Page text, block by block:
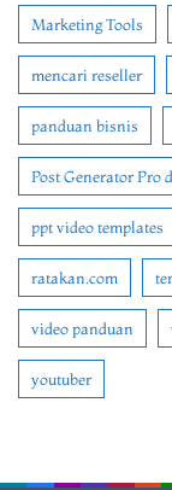
Marketing Tools
mencari reseller
panduan bisnis
Post Generator Pro
ppt video templates
ratakan.com
video panduan
youtuber